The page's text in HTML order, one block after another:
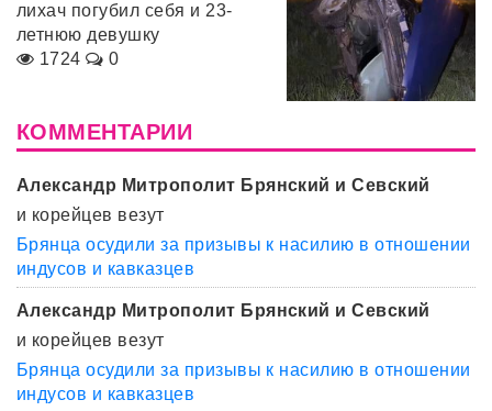
лихач погубил себя и 23-
летнюю девушку
1724
0
КОММЕНТАРИИ
Александр Митрополит Брянский и Севский
и корейцев везут
Брянца осудили за призывы к насилию в отношении
индусов и кавказцев
Александр Митрополит Брянский и Севский
и корейцев везут
Брянца осудили за призывы к насилию в отношении
индусов и кавказцев